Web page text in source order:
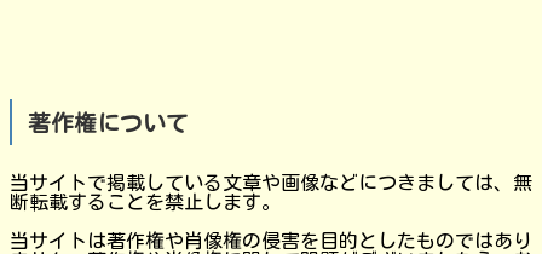
著作権について
当サイトで掲載している文章や画像などにつきましては、無
断転載することを禁止します。
当サイトは著作権や肖像権の侵害を目的としたものではあり